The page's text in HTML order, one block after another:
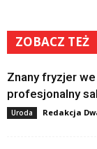
ZOBACZ TEŻ
Znany fryzjer
profesjonalny
Uroda Redakcja